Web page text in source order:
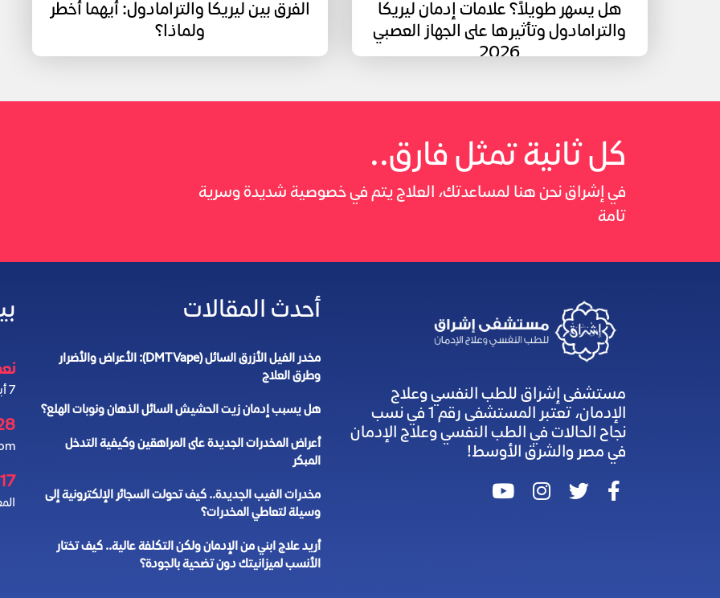
هل يسهر طويلاً؟ علامات إدمان ليريكا
والترامادول وتأثيرها على الجهاز العصبي
2026
الفرق بين ليريكا والترامادول: أيهما أخطر
ولماذا؟
كل ثانية تمثل فارق..
في إشراق نحن هنا لمساعدتك، العلاج يتم في خصوصية شديدة وسرية
تامة
مستشفى إشراق للطب النفسي وعلاج
الإدمان، تعتبر المستشفى رقم 1 في نسب
نجاح الحالات في الطب النفسي وعلاج الإدمان
في مصر والشرق الأوسط!
أحدث المقالات
مخدر الفيل الأزرق السائل (DMT Vape): الأعراض والأضرار
وطرق العلاج
هل يسبب إدمان زيت الحشيش السائل الذهان ونوبات الهلع؟
أعراض المخدرات الجديدة على المراهقين وكيفية التدخل
المبكر
مخدرات الفيب الجديدة.. كيف تحولت السجائر الإلكترونية إلى
وسيلة لتعاطي المخدرات؟
أريد علاج ابني من الإدمان ولكن التكلفة عالية.. كيف تختار
الأنسب لميزانيتك دون تضحية بالجودة؟
نعمل
7 أيام في الأسبوع
17 شارع الأرقم ابن الأرقم